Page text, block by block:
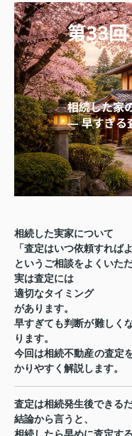
相続した実家について
「査定はいつ依頼すれば
というご相談をよくいた
実は査定には
適切なタイミング
があります。
早すぎても判断が難しく
ります。
今回は相続不動産の査定
かりやすく解説します。
査定は相続発生後できる
結論から言うと、